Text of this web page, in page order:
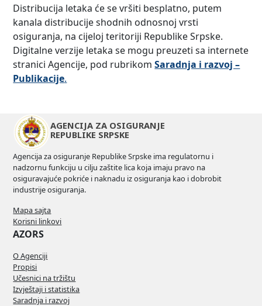
Distribucija letaka će se vršiti besplatno, putem
kanala distribucije shodnih odnosnoj vrsti
osiguranja, na cijeloj teritoriji Republike Srpske.
Digitalne verzije letaka se mogu preuzeti sa internete
stranici Agencije, pod rubrikomSaradnja i razvoj –
Publikacije.
AGENCIJA ZA OSIGURANJE
REPUBLIKE SRPSKE
Agencija za osiguranje Republike Srpske ima regulatornu i
nadzornu funkciju u cilju zaštite lica koja imaju pravo na
osiguravajuće pokriće i naknadu iz osiguranja kao i dobrobit
industrije osiguranja.
Mapa sajta
Korisni linkovi
AZORS
O Agenciji
Propisi
Učesnici na tržištu
Izvještaji i statistika
Saradnja i razvoj